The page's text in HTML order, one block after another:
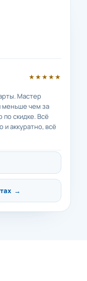
★★★★★
Мастер
меньше чем за
по скидке. Всё
и аккуратно, всё
→